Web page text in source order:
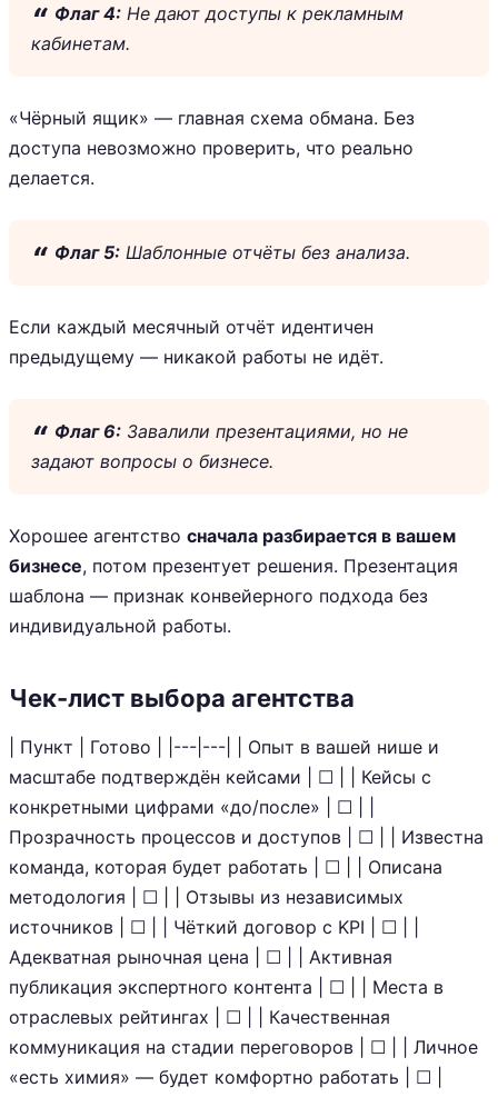
Флаг 4: Не дают доступы к рекламным
кабинетам.
«Чёрный ящик» — главная схема обмана. Без
доступа невозможно проверить, что реально
делается.
Флаг 5: Шаблонные отчёты без анализа.
Если каждый месячный отчёт идентичен
предыдущему — никакой работы не идёт.
Флаг 6: Завалили презентациями, но не
задают вопросы о бизнесе.
Хорошее агентство сначала разбирается в вашем
бизнесе, потом презентует решения. Презентация
шаблона — признак конвейерного подхода без
индивидуальной работы.
Чек-лист выбора агентства
| Пункт | Готово | |---|---| | Опыт в вашей нише и
масштабе подтверждён кейсами | ☐ | | Кейсы с
конкретными цифрами «до/после» | ☐ | |
Прозрачность процессов и доступов | ☐ | | Известна
команда, которая будет работать | ☐ | | Описана
методология | ☐ | | Отзывы из независимых
источников | ☐ | | Чёткий договор с KPI | ☐ | |
Адекватная рыночная цена | ☐ | | Активная
публикация экспертного контента | ☐ | | Места в
отраслевых рейтингах | ☐ | | Качественная
коммуникация на стадии переговоров | ☐ | | Личное
«есть химия» — будет комфортно работать | ☐ |